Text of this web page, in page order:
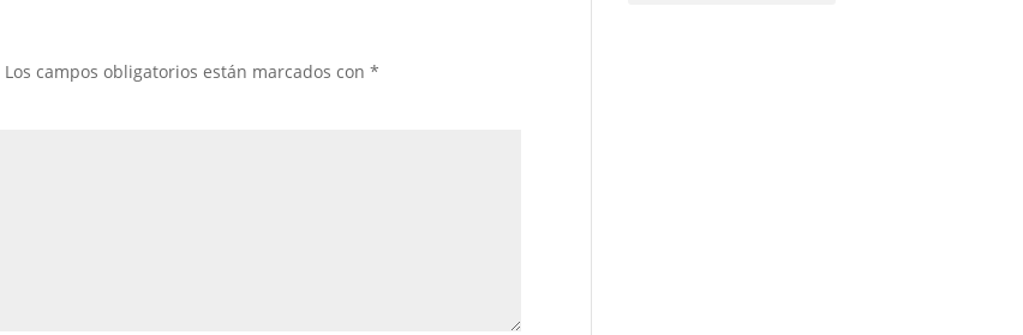
Los campos obligatorios están marcados con*